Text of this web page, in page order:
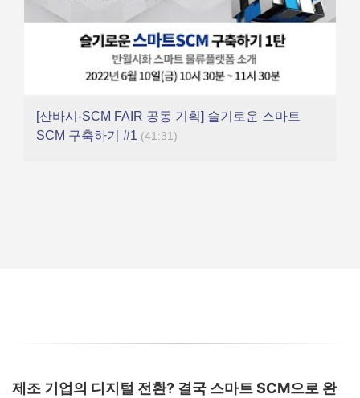
[산바시-SCM FAIR 공동 기획] 슬기로운 스마트
SCM 구축하기 #1 (41:31)
제조 기업의 디지털 전환? 결국 스마트 SCM으로 완